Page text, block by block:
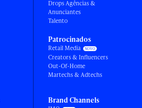
Drops Agências &
Anunciantes
Talento
Patrocinados
Retail Media
Creators & Influencers
Out-Of-Home
Martechs & Adtechs
Brand Channels